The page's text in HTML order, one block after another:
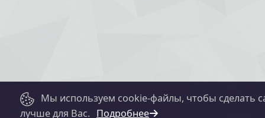
Мы используем cookie-файлы, чтобы сделать
лучше для Вас. Подробнее